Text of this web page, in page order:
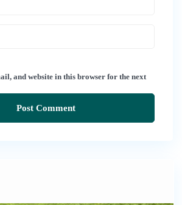
and website in this browser for the next